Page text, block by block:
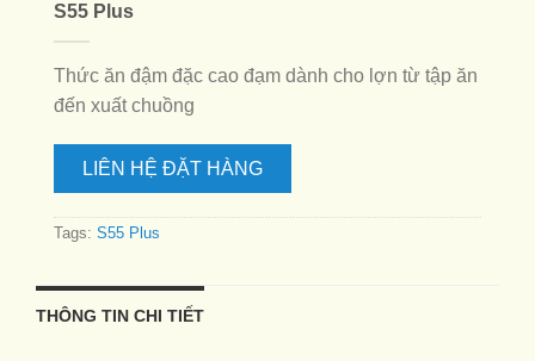
S55 Plus
Thức ăn đậm đặc cao đạm dành cho lợn từ tập ăn
đến xuất chuồng
LIÊN HỆ ĐẶT HÀNG
Tags: S55 Plus
THÔNG TIN CHI TIẾT